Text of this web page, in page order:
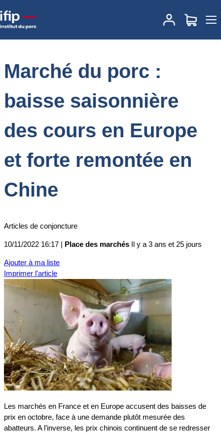
Accueil Actualités des marchés
Marché du
porc : baisse saisonnière des cours en Europe et forte remontée
Marché du porc :
baisse saisonnière
des cours en Europe
et forte remontée en
Chine
Articles de conjoncture
10/11/2022 16:17 | Place des marchés Il y a 3 ans et 25 jours
Ajouter à ma liste
Imprimer l'article
Les marchés en France et en Europe accusent des baisses de
prix en octobre, face à une demande plutôt mesurée des
abatteurs. A l’inverse, les prix chinois continuent de se redresser